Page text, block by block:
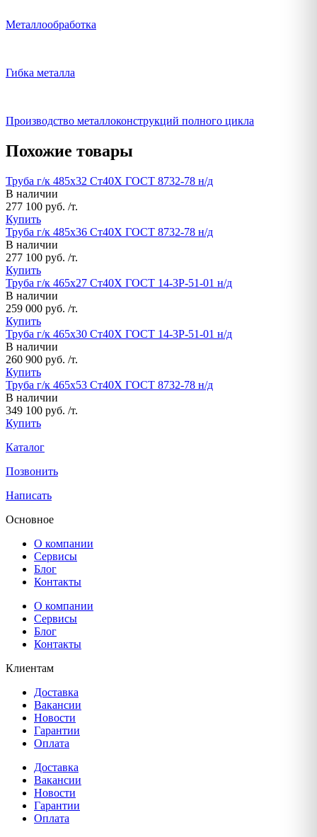
Металлообработка
Гибка металла
Производство металлоконструкций полного цикла
Похожие товары
Труба г/к 485х32 Ст40Х ГОСТ 8732-78 н/д
В наличии
277 100 руб. /т.
Купить
Труба г/к 485х36 Ст40Х ГОСТ 8732-78 н/д
В наличии
277 100 руб. /т.
Купить
Труба г/к 465х27 Ст40Х ГОСТ 14-3Р-51-01 н/д
В наличии
259 000 руб. /т.
Купить
Труба г/к 465х30 Ст40Х ГОСТ 14-3Р-51-01 н/д
В наличии
260 900 руб. /т.
Купить
Труба г/к 465х53 Ст40Х ГОСТ 8732-78 н/д
В наличии
349 100 руб. /т.
Купить
Каталог
Позвонить
Написать
Основное
О компании
Сервисы
Блог
Контакты
О компании
Сервисы
Блог
Контакты
Клиентам
Доставка
Вакансии
Новости
Гарантии
Оплата
Доставка
Вакансии
Новости
Гарантии
Оплата